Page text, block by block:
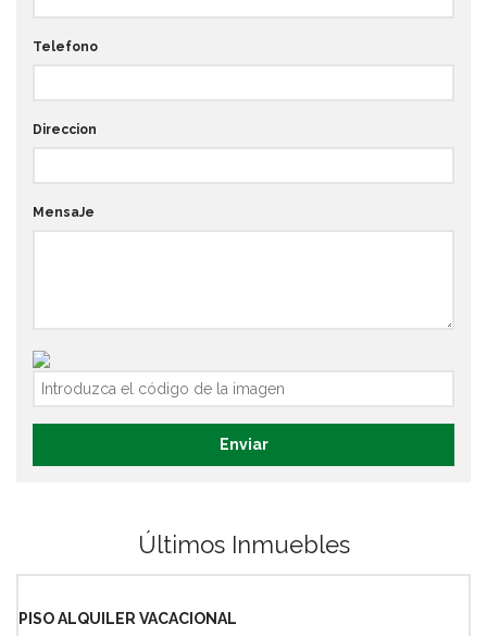
Telefono
Direccion
MensaJe
Últimos Inmuebles
PISO ALQUILER VACACIONAL